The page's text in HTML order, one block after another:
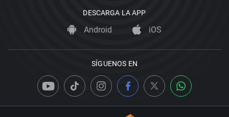
DESCARGA LA APP
Android iOS
SÍGUENOS EN